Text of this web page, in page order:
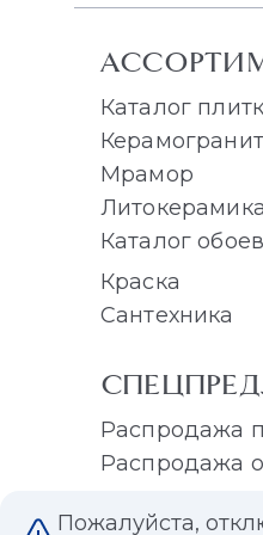
Каталог
Керамогранит
Мрамор
Литокерамика
Каталог обоев
Краска
Сантехника
Распродажа
Распродажа
Пожалуйста,